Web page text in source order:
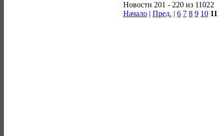
Новости 201 - 220 из 11022
Начало | Пред. | 6 7 8 9 10 11